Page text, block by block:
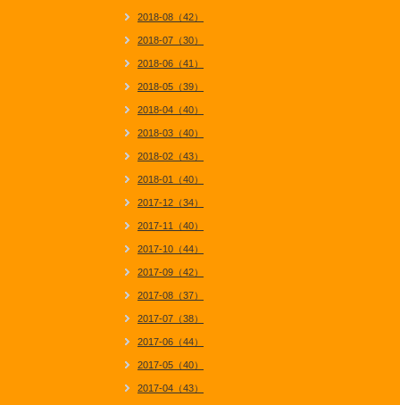
2018-08（42）
2018-07（30）
2018-06（41）
2018-05（39）
2018-04（40）
2018-03（40）
2018-02（43）
2018-01（40）
2017-12（34）
2017-11（40）
2017-10（44）
2017-09（42）
2017-08（37）
2017-07（38）
2017-06（44）
2017-05（40）
2017-04（43）